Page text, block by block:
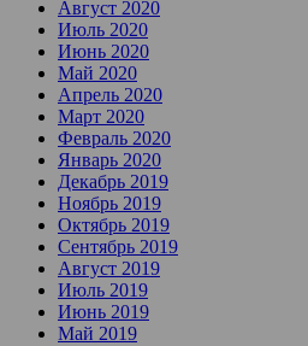
Август 2020
Июль 2020
Июнь 2020
Май 2020
Апрель 2020
Март 2020
Февраль 2020
Январь 2020
Декабрь 2019
Ноябрь 2019
Октябрь 2019
Сентябрь 2019
Август 2019
Июль 2019
Июнь 2019
Май 2019